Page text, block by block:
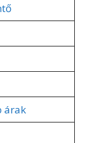
árak